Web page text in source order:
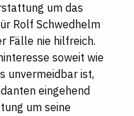
um das
Rolf Schwedhelm
Fälle nie hilfreich.
soweit wie
unvermeidbar ist,
eingehend
um seine